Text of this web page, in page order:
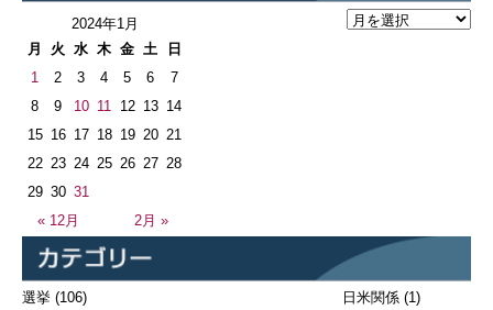
2024年1月
月
火 水 木 金 土 日
« 12月 2月 »
1 2 3 4 5 6
7
8
9 10 11 12 13 14
15 16 17 18 19 20 21
22 23 24 25 26 27 28
29 30 31
選挙 (106)
日米関係 (1)